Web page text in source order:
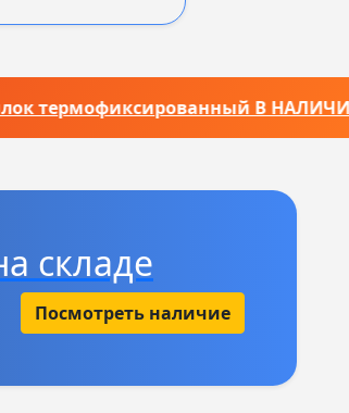
термофиксированный В НАЛИЧИИ
складе
Посмотреть наличие